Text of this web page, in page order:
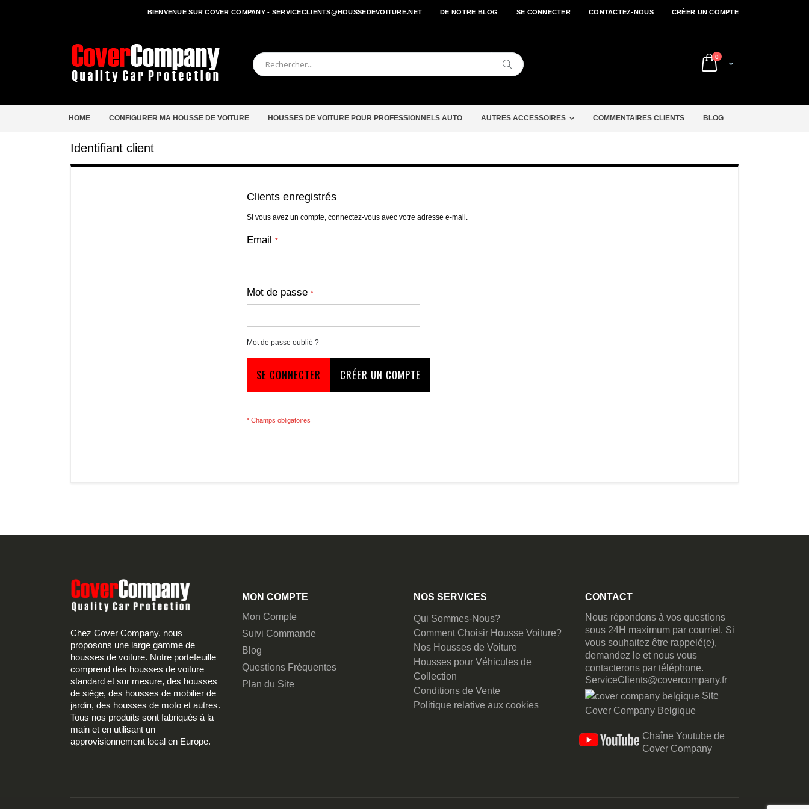
BIENVENUE SUR COVER COMPANY - SERVICECLIENTS@HOUSSEDEVOITURE.NET DE NOTRE BLOG SE CONNECTER CONTACTEZ-NOUS CRÉER UN COMPTE
Cart
0articles
Chercher
HOME CONFIGURER MA HOUSSE DE VOITURE HOUSSES DE VOITURE POUR PROFESSIONNELS AUTO AUTRES ACCESSOIRES COMMENTAIRES CLIENTS BLOG
Identifiant client
Clients enregistrés
Si vous avez un compte, connectez-vous avec votre adresse e-mail.
Email
Mot de passe
Mot de passe oublié ?
SE CONNECTER CRÉER UN COMPTE
Chez Cover Company, nous
proposons une large gamme de
housses de voiture. Notre portefeuille
comprend des housses de voiture
standard et sur mesure, des housses
de siège, des housses de mobilier de
jardin, des housses de moto et autres.
Tous nos produits sont fabriqués à la
main et en utilisant un
approvisionnement local en Europe.
MON COMPTE
Mon Compte
Suivi Commande
Blog
Questions Fréquentes
Plan du Site
NOS SERVICES
Qui Sommes-Nous?
Comment Choisir Housse Voiture?
Nos Housses de Voiture
Housses pour Véhicules de
Collection
Conditions de Vente
Politique relative aux cookies
CONTACT
Nous répondons à vos questions
sous 24H maximum par courriel. Si
vous souhaitez être rappelé(e),
demandez le et nous vous
contacterons par téléphone.
ServiceClients@covercompany.fr
Site
Cover Company Belgique
Chaîne Youtube de
Cover Company